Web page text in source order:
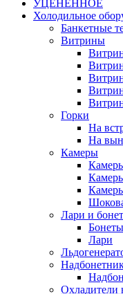
УЦЕНЁННОЕ
Холодильное
Банкетные
Витрины
Горки
На
На
Камеры
Лари и
Бонеты
Лари
Охладители